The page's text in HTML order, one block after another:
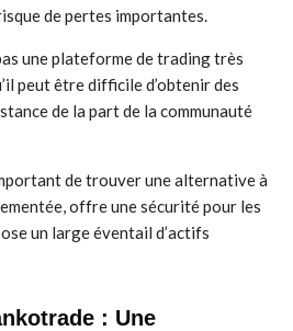
de pertes importantes.
une plateforme de trading très
peut être difficile d’obtenir des
de la part de la communauté
de trouver une alternative à
offre une sécurité pour les
un large éventail d’actifs
: Une